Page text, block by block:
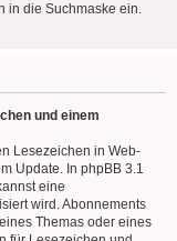
in die Suchmaske ein.
und einem
Lesezeichen in Web-
Update. In phpBB 3.1
eine
wird. Abonnements
Themas oder eines